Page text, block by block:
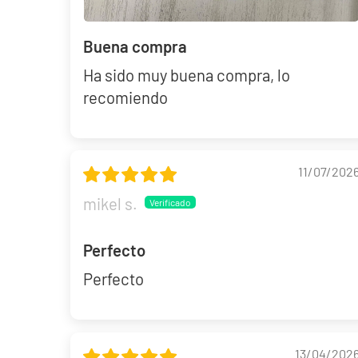
Buena compra
Ha sido muy buena compra, lo
recomiendo
11/07/
mikel s.
Perfecto
Perfecto
13/04/